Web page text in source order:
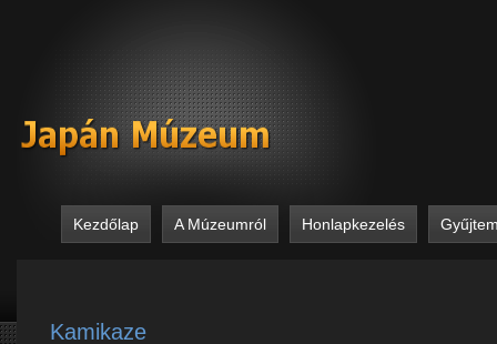
Kezdőlap A Múzeumról Honlapkezelés
Kamikaze